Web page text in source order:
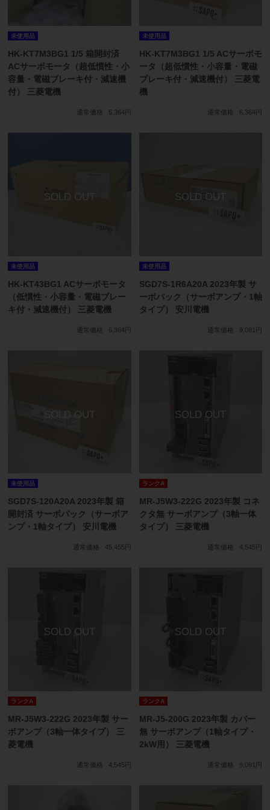
未使用品
HK-KT7M3BG1 1/5 箱開封済
ACサーボモータ（超低慣性・小
容量・電磁ブレーキ付・減速機
付） 三菱電機
通常価格 6,364円
未使用品
HK-KT7M3BG1 1/5 ACサーボモ
ータ（超低慣性・小容量・電磁
ブレーキ付・減速機付） 三菱電
機
通常価格 6,364円
未使用品
HK-KT43BG1 ACサーボモータ
（低慣性・小容量・電磁ブレー
キ付・減速機付） 三菱電機
通常価格 6,364円
未使用品
SGD7S-1R6A20A 2023年製 サ
ーボパック（サーボアンプ・1軸
タイプ） 安川電機
通常価格 9,091円
未使用品
SGD7S-120A20A 2023年製 箱
開封済 サーボパック（サーボア
ンプ・1軸タイプ） 安川電機
通常価格 45,455円
ランクA
MR-J5W3-222G 2023年製 コネ
クタ無 サーボアンプ（3軸一体
タイプ） 三菱電機
通常価格 4,545円
ランクA
MR-J5W3-222G 2023年製 サー
ボアンプ（3軸一体タイプ） 三
菱電機
通常価格 4,545円
ランクA
MR-J5-200G 2023年製 カバー
無 サーボアンプ（1軸タイプ・
2kW用） 三菱電機
通常価格 9,091円